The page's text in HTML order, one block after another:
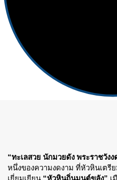
“ทะเลสวย นักมวยดัง พระราชวังง
หนึ่งของความงดงาม ที่หัวหินเตรี